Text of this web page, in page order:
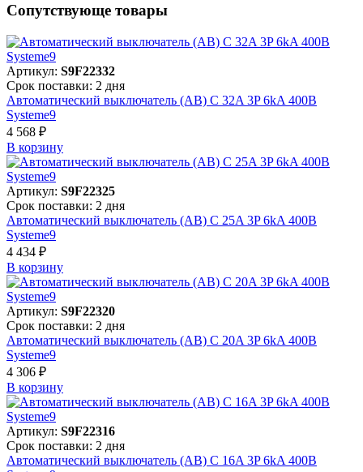
Сопутствующе товары
Артикул: S9F22332
Срок поставки: 2 дня
Автоматический выключатель (АВ) C 32A 3P 6kA 400В
Systeme9
4 568 ₽
В корзинy
Артикул: S9F22325
Срок поставки: 2 дня
Автоматический выключатель (АВ) C 25A 3P 6kA 400В
Systeme9
4 434 ₽
В корзинy
Артикул: S9F22320
Срок поставки: 2 дня
Автоматический выключатель (АВ) C 20A 3P 6kA 400В
Systeme9
4 306 ₽
В корзинy
Артикул: S9F22316
Срок поставки: 2 дня
Автоматический выключатель (АВ) C 16A 3P 6kA 400В